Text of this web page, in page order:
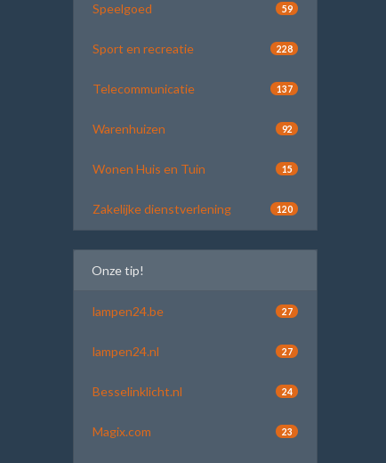
Speelgoed 59
Sport en recreatie 228
Telecommunicatie 137
Warenhuizen 92
Wonen Huis en Tuin 15
Zakelijke dienstverlening 120
Onze tip!
lampen24.be 27
lampen24.nl 27
Besselinklicht.nl 24
Magix.com 23